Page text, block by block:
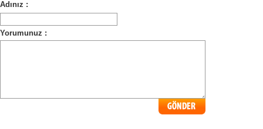
Adınız :
Yorumunuz :